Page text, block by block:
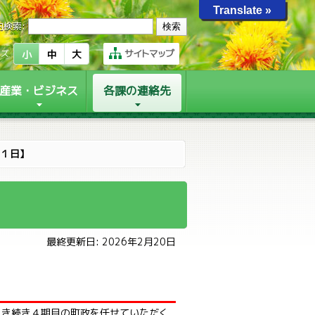
検索:
小 中 大 サイトマップ
業・ビジネス 各課の連絡先
日】
最終更新日: 2026年2月20日
Translate »